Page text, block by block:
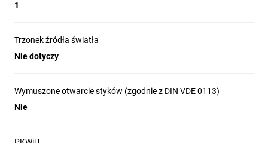
1
Trzonek źródła światła
Nie dotyczy
Wymuszone otwarcie styków (zgodnie z DIN VDE 0113)
Nie